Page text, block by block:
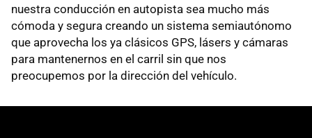
nuestra conducción en autopista sea mucho más
cómoda y segura creando un sistema semiautónomo
que aprovecha los ya clásicos GPS, lásers y cámaras
para mantenernos en el carril sin que nos
preocupemos por la dirección del vehículo.